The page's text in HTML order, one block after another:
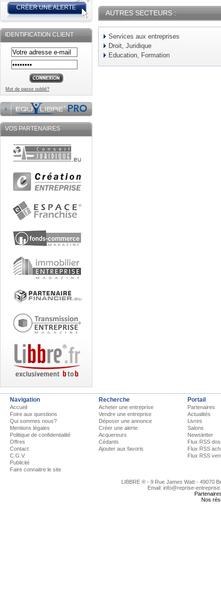
CRÉER UNE ALERTE
IDENTIFICATION CLIENT
Mot de passe oublié?
VOS PARTENAIRES
AUTRES SECTEURS :
Services aux entreprises
Droit, Juridique
Education, Formation
Navigation
Accueil
Foire aux questions
Qui sommes nous?
Mentions légales
Politique de confidentialité
Offres
Contact
C.G.V.
Publicité
Faire connaitre le site
Recherche
Acheter une entreprise
Vendre une entreprise
Déposer une annonce
Créer une alerte
Acquereurs
Cédants
Ajouter aux favoris
Portail
Partenaires
Actualités
Livres
Salons
Newsletter
Flux RSS
Flux RSS
Flux RSS
LIBBRE ® - 9 Rue James Watt - 49070
Email: info@reprise-
Nos